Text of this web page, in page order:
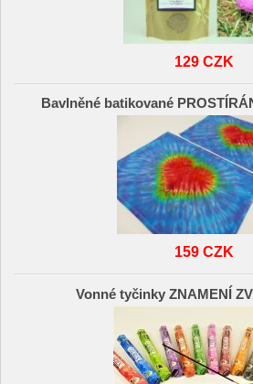
129 CZK
Bavlněné batikované
159 CZK
Vonné tyčinky ZNAMENÍ